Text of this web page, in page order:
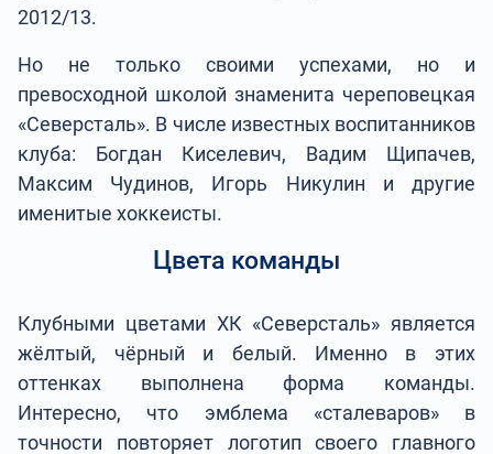
2012/13.
Но не только своими успехами, но и
превосходной школой знаменита череповецкая
«Северсталь». В числе известных воспитанников
клуба: Богдан Киселевич, Вадим Щипачев,
Максим Чудинов, Игорь Никулин и другие
именитые хоккеисты.
Цвета команды
Клубными цветами ХК «Северсталь» является
жёлтый, чёрный и белый. Именно в этих
оттенках выполнена форма команды.
Интересно, что эмблема «сталеваров» в
точности повторяет логотип своего главного